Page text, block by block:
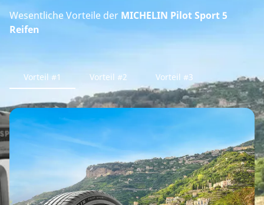
Wesentliche Vorteile der MICHELIN Pilot Sport 5
Reifen
Vorteil #1 Vorteil #2 Vorteil #3